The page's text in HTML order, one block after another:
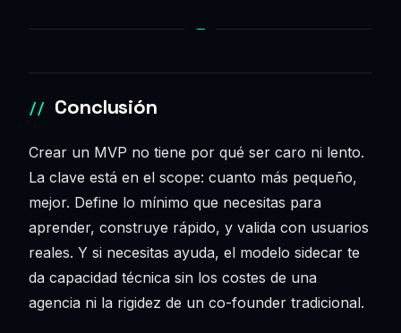
Conclusión
Crear un MVP no tiene por qué ser caro ni lento.
La clave está en el scope: cuanto más pequeño,
mejor. Define lo mínimo que necesitas para
aprender, construye rápido, y valida con usuarios
reales. Y si necesitas ayuda, el modelo sidecar te
da capacidad técnica sin los costes de una
agencia ni la rigidez de un co-founder tradicional.